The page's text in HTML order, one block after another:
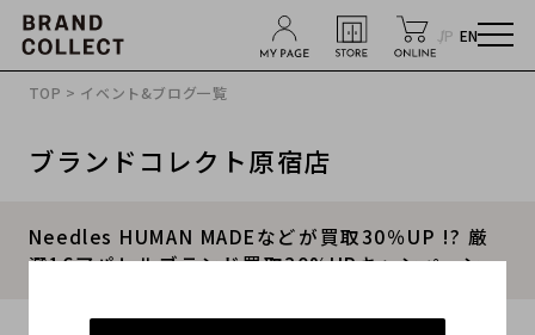
JP EN
TOP > イベント&ブログ一覧
ブランドコレクト原宿店
Needles HUMAN MADEなどが買取30％UP !? 厳
選16アパレルブランド買取30%UPキャンペーン。